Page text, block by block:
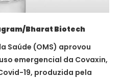
Bharat Biotech
Saúde (OMS) aprovou
emergencial da Covaxin,
19, produzida pela